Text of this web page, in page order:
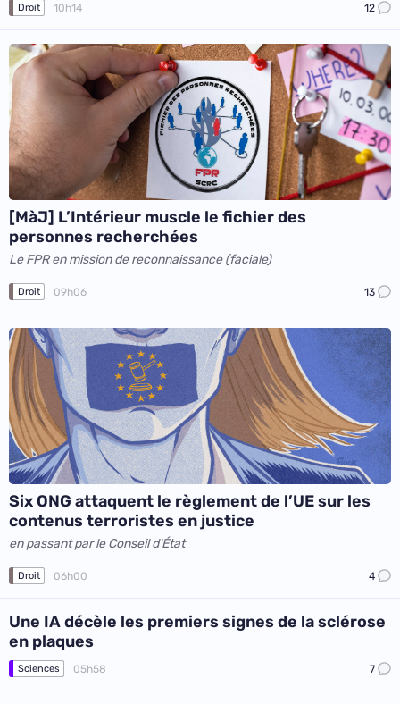
Droit 10h14 12
[MàJ] L’Intérieur muscle le fichier des
personnes recherchées
Le FPR en mission de reconnaissance (faciale)
Droit 09h06 13
Six ONG attaquent le règlement de l’UE sur les
contenus terroristes en justice
en passant par le Conseil d'État
Droit 06h00 4
Une IA décèle les premiers signes de la sclérose
en plaques
Sciences 05h58 7